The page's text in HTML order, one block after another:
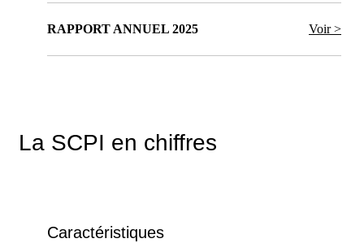
RAPPORT ANNUEL 2025 Voir >
La SCPI en chiffres
Caractéristiques